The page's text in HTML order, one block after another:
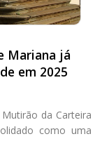
Mariana já
em 2025
da Carteira
como uma